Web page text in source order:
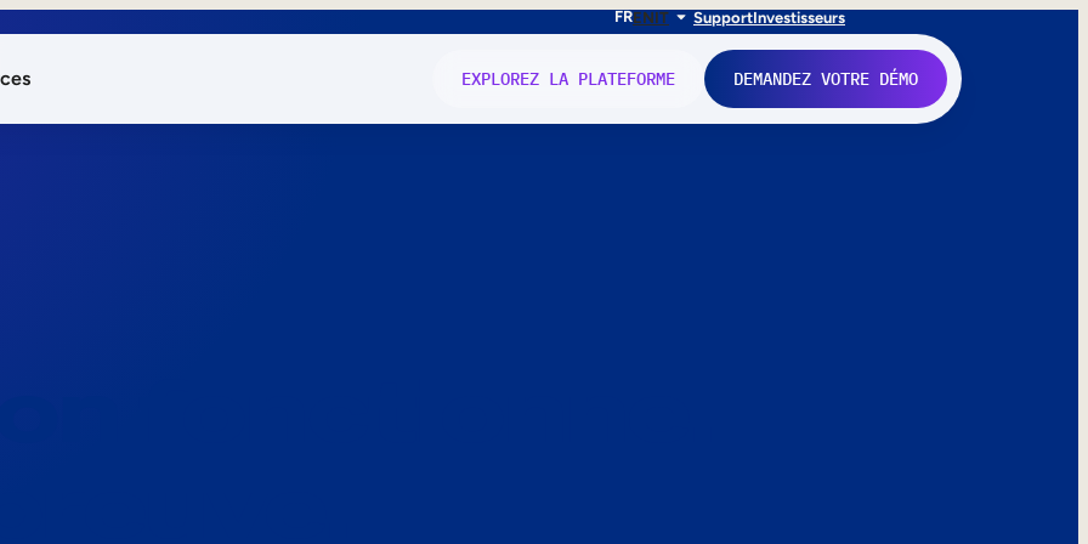
FRENIT SupportInvestisseurs
EXPLOREZ LA PLATEFORME DEMANDEZ VOTRE DÉMO